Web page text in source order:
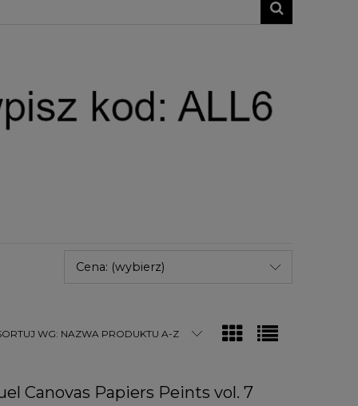
Cena: (wybierz)
WG: NAZWA PRODUKTU A-Z
Canovas Papiers Peints vol. 7